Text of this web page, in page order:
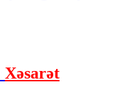
Xəsarət